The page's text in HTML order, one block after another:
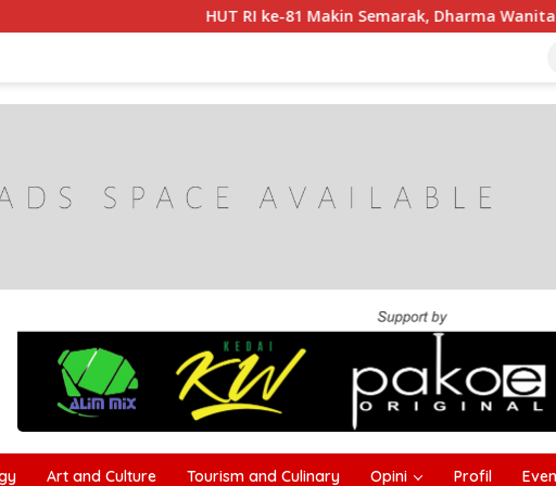
HUT RI ke-81 Makin Semarak, Dharma Wanita Cabdin
Art and Culture Tourism and Culinary Opini Profil